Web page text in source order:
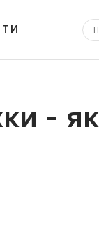
- як